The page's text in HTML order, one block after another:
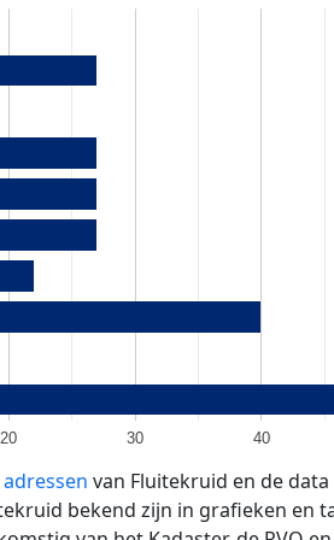
20 30 40
van Fluitekruid en de
bekend zijn in grafieken en